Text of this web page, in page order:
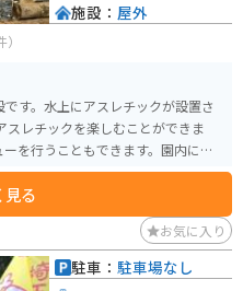
す。水上にアスレチックが設置さ
レチックを楽しむことができま
を行うこともできます。園内に様々
す。
見る
施設： 屋外
お気に入り
駐車： 駐車場なし